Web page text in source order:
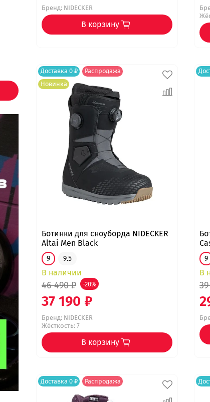
Бренд: NIDECKER
В корзину
Доставка 0 ₽
Распродажа
Новинка
Ботинки для сноуборда NIDECKER
Altai Men Black
9 9.5
В наличии
46 490 ₽ -20%
37 190 ₽
Бренд: NIDECKER
Жёсткость: 7
В корзину
9
В
Доставка 0 ₽ Распродажа